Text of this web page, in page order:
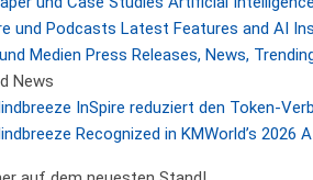
und Podcasts Latest Features and AI
Medien Press Releases, News,
News
InSpire reduziert den Token-
Recognized in KMWorld’s